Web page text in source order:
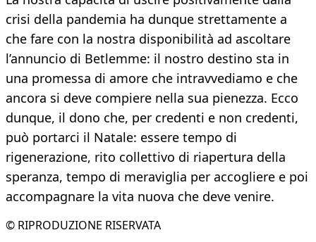
crisi della pandemia ha dunque strettamente a
che fare con la nostra disponibilità ad ascoltare
l’annuncio di Betlemme: il nostro destino sta in
una promessa di amore che intravvediamo e che
ancora si deve compiere nella sua pienezza. Ecco
dunque, il dono che, per credenti e non credenti,
può portarci il Natale: essere tempo di
rigenerazione, rito collettivo di riapertura della
speranza, tempo di meraviglia per accogliere e poi
accompagnare la vita nuova che deve venire.
© RIPRODUZIONE RISERVATA